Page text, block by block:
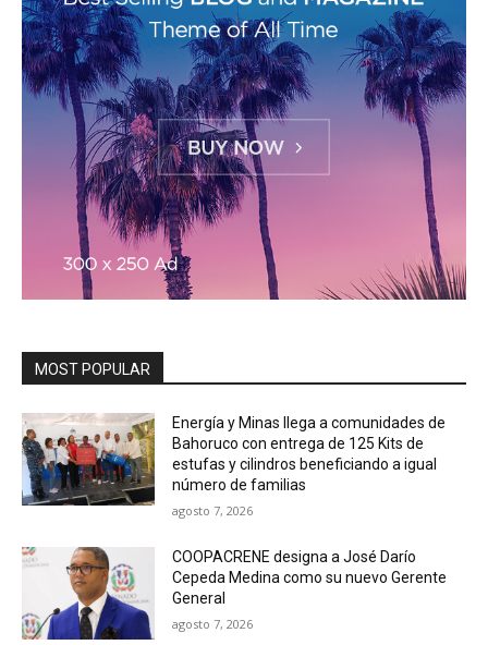
MOST POPULAR
Energía y Minas llega a comunidades de
Bahoruco con entrega de 125 Kits de
estufas y cilindros beneficiando a igual
número de familias
agosto 7, 2026
COOPACRENE designa a José Darío
Cepeda Medina como su nuevo Gerente
General
agosto 7, 2026